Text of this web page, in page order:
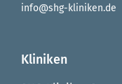
info@shg-kliniken.de
Kliniken